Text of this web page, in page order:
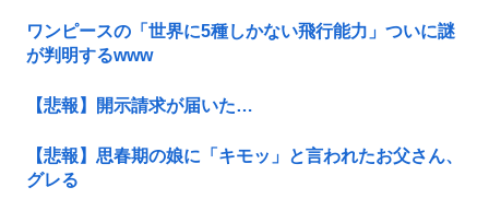
ワンピースの「世界に5種しかない飛行能力」ついに謎
が判明するwww
【悲報】開示請求が届いた…
【悲報】思春期の娘に「キモッ」と言われたお父さん、
グレる